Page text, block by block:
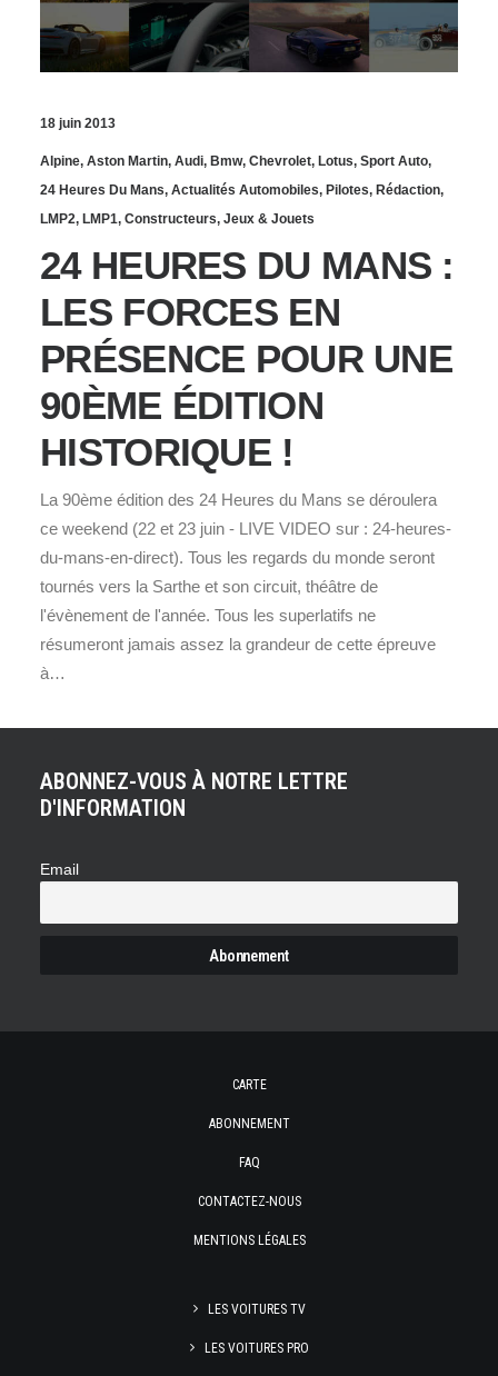
18 juin 2013
Alpine, Aston Martin, Audi, Bmw, Chevrolet, Lotus, Sport Auto,
24 Heures Du Mans, Actualités Automobiles, Pilotes, Rédaction,
LMP2, LMP1, Constructeurs, Jeux & Jouets
24 HEURES DU MANS :
LES FORCES EN
PRÉSENCE POUR UNE
90ÈME ÉDITION
HISTORIQUE !
La 90ème édition des 24 Heures du Mans se déroulera
ce weekend (22 et 23 juin - LIVE VIDEO sur : 24-heures-
du-mans-en-direct). Tous les regards du monde seront
tournés vers la Sarthe et son circuit, théâtre de
l'évènement de l'année. Tous les superlatifs ne
résumeront jamais assez la grandeur de cette épreuve
à…
ABONNEZ-VOUS À NOTRE LETTRE
D'INFORMATION
Email
CARTE
ABONNEMENT
FAQ
CONTACTEZ-NOUS
MENTIONS LÉGALES
LES VOITURES TV
LES VOITURES PRO